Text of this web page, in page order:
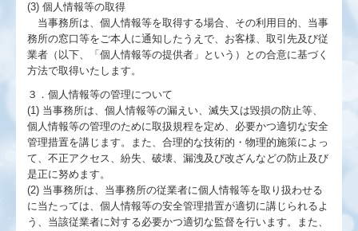
(3) 個人情報等の取得
当事務所は、個人情報等を取得する場合、その利用目的、当事
務所の窓口等をご本人に通知したうえで、お客様、取引先及び従
業者（以下、「個人情報等の提供者」という）との合意に基づく
方法で取得いたします。
３．個人情報等の管理について
(1) 当事務所は、個人情報等の漏えい、滅失又は毀損の防止等、
個人情報等の管理のために取扱規程を定め、必要かつ適切な安全
管理措置を講じます。また、合理的な技術的・物理的施策によっ
て、不正アクセス、紛失、破壊、漏洩及び改ざんなどの防止及び
是正に努めます。
(2) 当事務所は、当事務所の従業者に個人情報等を取り扱わせる
に当たっては、個人情報等の安全管理措置が適切に講じられるよ
う、当該従業者に対する必要かつ適切な監督を行います。また、